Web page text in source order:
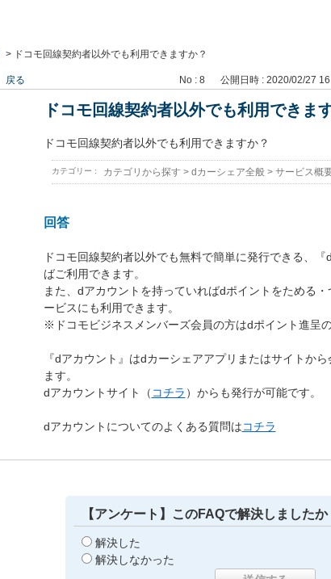
> ドコモ回線契約者以外でも利用できますか？
戻る No : 8 公開日時 : 2020/02/27
ドコモ回線契約者以外でも利用できま
ドコモ回線契約者以外でも利用できますか？
カテゴリー : カテゴリから探す > dカーシェア全般> サービス概
回答
ドコモ回線契約者以外でも無料で簡単に発行できる、
ばご利用できます。
また、dアカウントを持っていればdポイントをためる
ービスにも利用できます。
※ドコモビジネスメンバーズ会員の方はdポイント進呈
『dアカウント』はdカーシェアアプリまたはサイトか
ます。
dアカウントサイト（ コチラ ）からも発行が可能です。
dアカウントについてのよくある質問はコチラ
【アンケート】このFAQで解決しましたか
解決した
解決しなかった